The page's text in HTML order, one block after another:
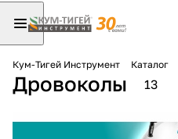
Кум-Тигей Инструмент Каталог
Дровоколы 13
Для клиентов всех банков
Разбейте